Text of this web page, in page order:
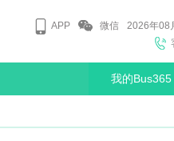
APP 微信 2026年08
我的Bus365